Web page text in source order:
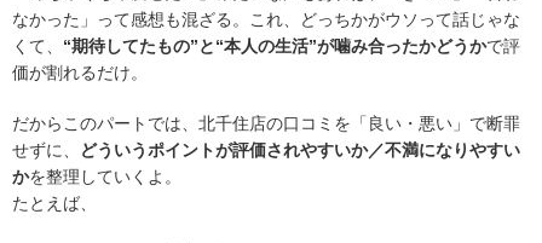
なかった」って感想も混ざる。これ、どっちかがウソって話じゃな
くて、 “期待してたもの”と“本人の生活”が噛み合ったかどうかで評
価が割れるだけ。
だからこのパートでは、北千住店の口コミを「良い・悪い」で断罪
せずに、
どういうポイントが評価されやすいか／不満になりやすい
かを整理していくよ。
たとえば、